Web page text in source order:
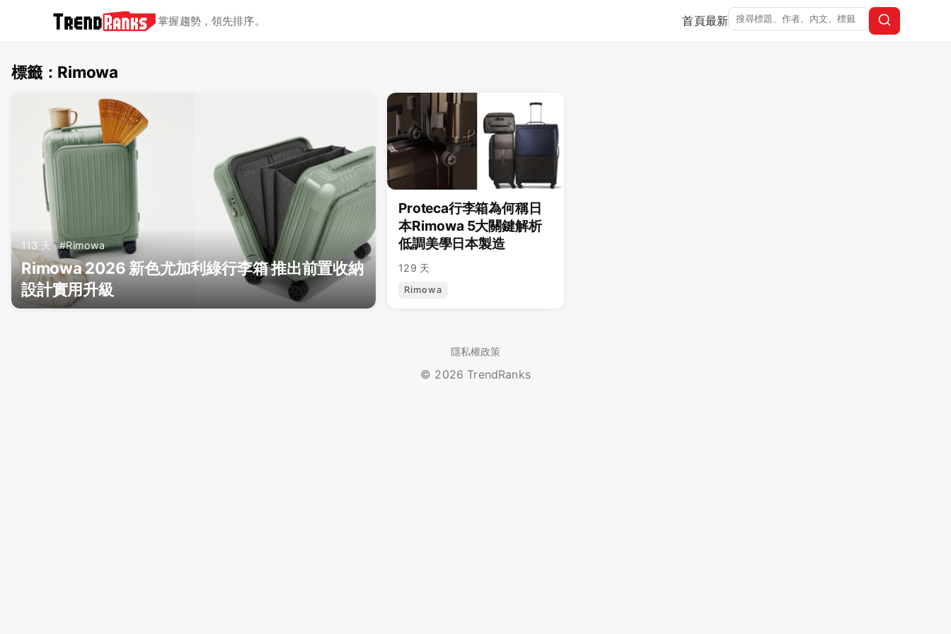
掌握趨勢，領先排序。 首頁最新
TrendRanks - 標籤 Rimowa
標籤：Rimowa
113 天 · #Rimowa
Rimowa 2026 新色尤加利綠行李箱 推出前置收納
設計實用升級
Proteca行李箱為何稱日
本Rimowa 5大關鍵解析
低調美學日本製造
129 天
Rimowa
隱私權政策
© 2026 TrendRanks